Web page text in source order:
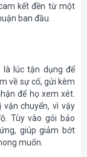
kết đền từ một
ban đầu.
là lúc tận dụng để
về sự cố, gửi kèm
để họ xem xét.
chuyển, vì vậy
Tùy vào gói bảo
giúp giảm bớt
muốn.